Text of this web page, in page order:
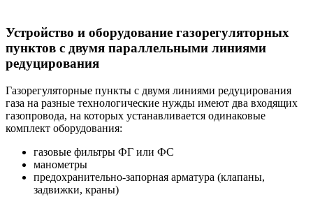
Устройство и оборудование газорегуляторных
пунктов с двумя параллельными линиями
редуцирования
Газорегуляторные пункты с двумя линиями редуцирования
газа на разные технологические нужды имеют два входящих
газопровода, на которых устанавливается одинаковые
комплект оборудования:
газовые фильтры ФГ или ФС
манометры
предохранительно-запорная арматура (клапаны,
задвижки, краны)